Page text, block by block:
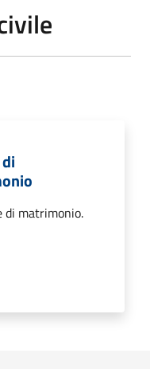
di matrimonio.